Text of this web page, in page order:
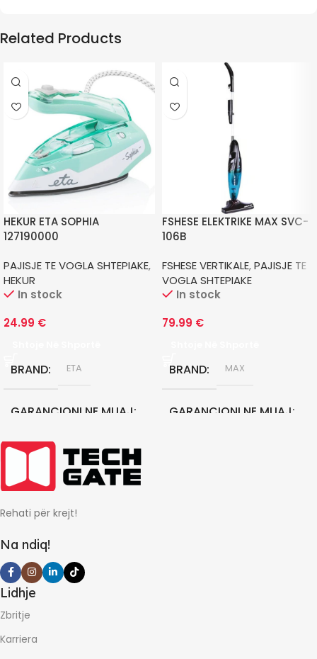
Related Products
HEKUR ETA SOPHIA
127190000
PAJISJE TE VOGLA SHTEPIAKE,
HEKUR
In stock
24.99 €
BRAND ETA
GARANCIONI NE MUAJ
24
FSHESE ELEKTRIKE MAX SVC-
106B
FSHESE VERTIKALE,PAJISJE TE
VOGLA SHTEPIAKE
In stock
79.99 €
BRAND MAX
GARANCIONI NE MUAJ
Rehati për krejt!
Na ndiq!
Lidhje
Zbritje
Karriera